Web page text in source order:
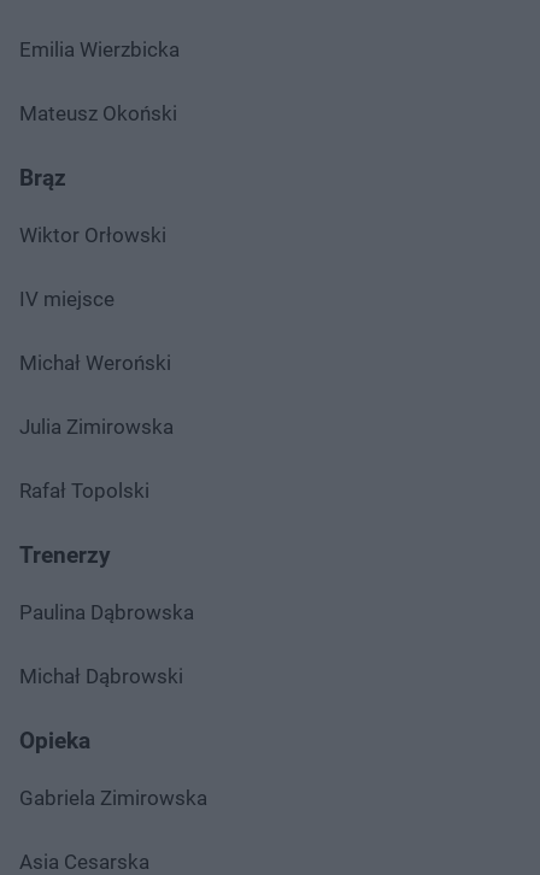
Emilia Wierzbicka
Mateusz Okoński
Brąz
Wiktor Orłowski
IV miejsce
Michał Weroński
Julia Zimirowska
Rafał Topolski
Trenerzy
Paulina Dąbrowska
Michał Dąbrowski
Opieka
Gabriela Zimirowska
Asia Cesarska